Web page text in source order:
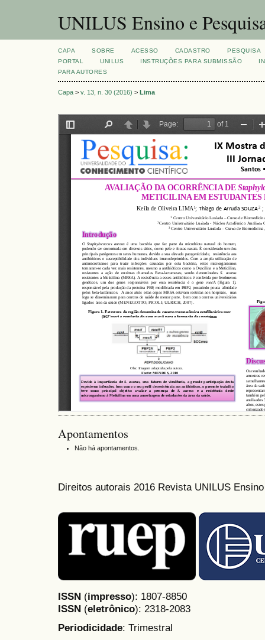
UNILUS Ensino e
CAPA SOBRE ACESSO CADASTRO
PESQUISA
PORTAL
UNILUS INSTRUÇÕES PARA SUBMISSÃO
PARA AUTORES
Capa > v. 13, n. 30 (2016) > Lima
Apontamentos
Não há apontamentos.
Direitos autorais 2016 Revista UNILUS
ISSN (impresso): 1807-8850
ISSN (eletrônico): 2318-2083
Periodicidade: Trimestral